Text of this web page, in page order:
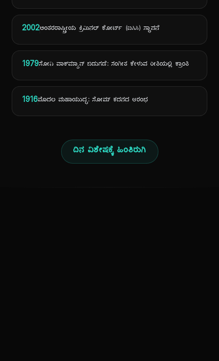
2002ಅಂತರರಾಷ್ಟ್ರೀಯ ಕ್ರಿಮಿನಲ್ ಕೋರ್ಟ್ (ಐಸಿಸಿ) ಸ್ಥಾಪನೆ
1979ಸೋನಿ ವಾಕ್‌ಮ್ಯಾನ್ ಬಿಡುಗಡೆ: ಸಂಗೀತ ಕೇಳುವ ರೀತಿಯಲ್ಲಿ ಕ್ರಾಂತಿ
1916ಮೊದಲ ಮಹಾಯುದ್ಧ: ಸೋಮ್ ಕದನದ ಆರಂಭ
ದಿನ ವಿಶೇಷಕ್ಕೆ ಹಿಂತಿರುಗಿ